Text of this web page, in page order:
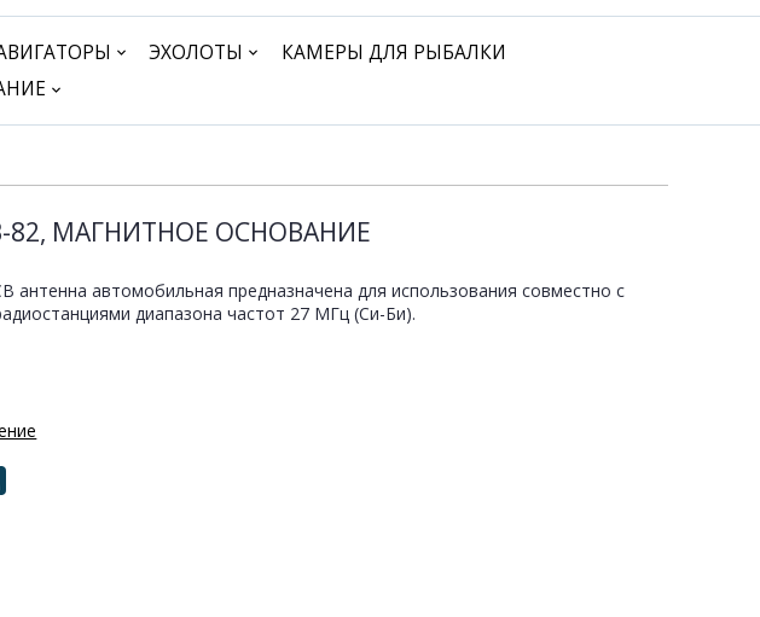
ЭХОЛОТЫ
КАМЕРЫ ДЛЯ РЫБАЛКИ
82, МАГНИТНОЕ ОСНОВАНИЕ
антенна автомобильная предназначена для использования совместно с
диапазона частот 27 МГц (Си-Би).